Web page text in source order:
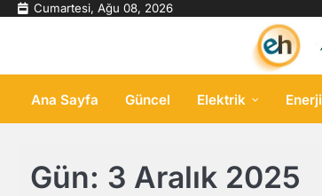
Skip Cumartesi, Ağu 08, 2026
Ana Sayfa Güncel Elektrik Enerji
Gün: 3 Aralık 2025